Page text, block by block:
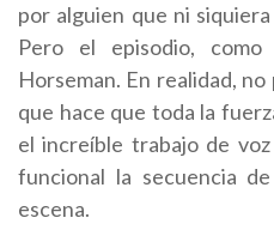
por alguien que ni
Pero el episodio,
Horseman. En realidad,
que hace que toda la
el increíble trabajo de
funcional la secuencia
escena.